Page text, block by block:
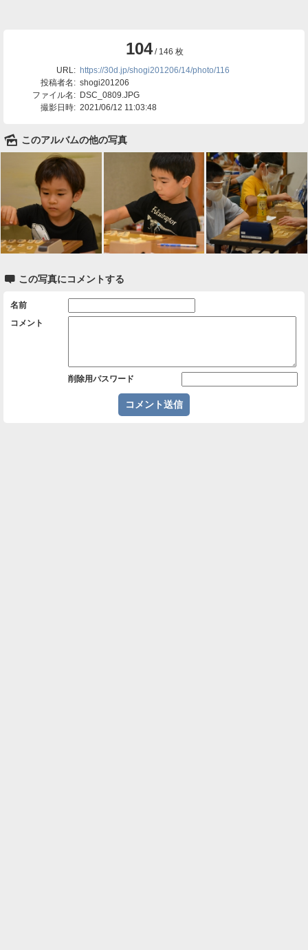
104/ 146 枚
URL: https://30d.jp/shogi201206/14/photo/116
投稿者名: shogi201206
ファイル名: DSC_0809.JPG
撮影日時: 2021/06/12 11:03:48
🌄 このアルバムの他の写真
 この写真にコメントする
名前
コメント
削除用パスワード